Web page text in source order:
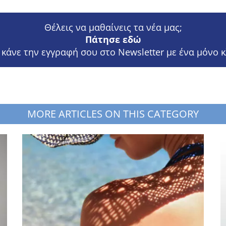
Θέλεις να μαθαίνεις τα νέα μας;
Πάτησε εδώ
κάνε την εγγραφή σου στο Newsletter με ένα μόνο
MORE ARTICLES ON THIS CATEGORY